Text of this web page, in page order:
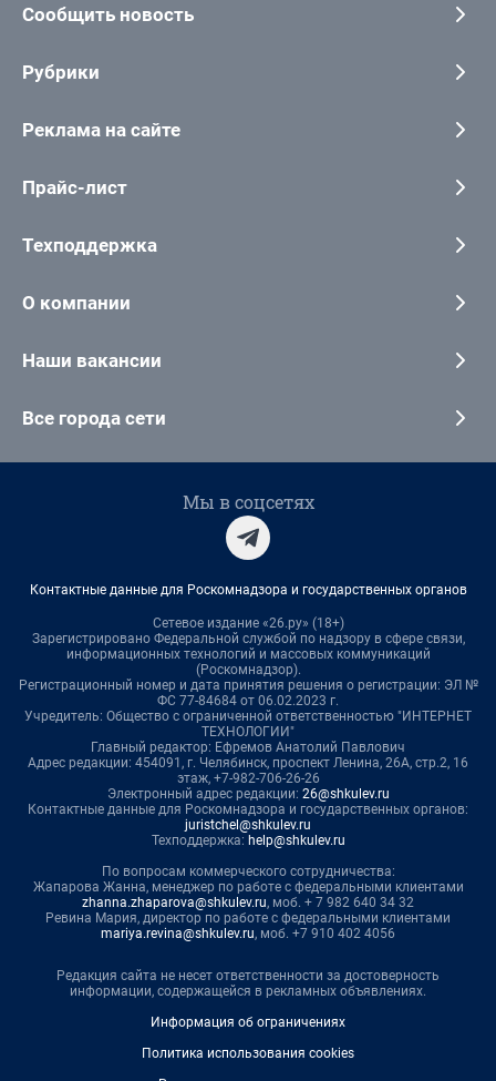
Сообщить новость
Рубрики
Реклама на сайте
Прайс-лист
Техподдержка
О компании
Наши вакансии
Все города сети
Мы в соцсетях
Контактные данные для Роскомнадзора и государственных органов
Сетевое издание «26.ру» (18+)
Зарегистрировано Федеральной службой по надзору в сфере связи,
информационных технологий и массовых коммуникаций
(Роскомнадзор).
Регистрационный номер и дата принятия решения о регистрации: ЭЛ №
ФС 77-84684 от 06.02.2023 г.
Учредитель: Общество с ограниченной ответственностью "ИНТЕРНЕТ
ТЕХНОЛОГИИ"
Главный редактор: Ефремов Анатолий Павлович
Адрес редакции: 454091, г. Челябинск, проспект Ленина, 26А, стр.2, 16
этаж, +7-982-706-26-26
Электронный адрес редакции: 26@shkulev.ru
Контактные данные для Роскомнадзора и государственных органов:
juristchel@shkulev.ru
Техподдержка: help@shkulev.ru
По вопросам коммерческого сотрудничества:
Жапарова Жанна, менеджер по работе с федеральными клиентами
zhanna.zhaparova@shkulev.ru, моб. + 7 982 640 34 32
Ревина Мария, директор по работе с федеральными клиентами
mariya.revina@shkulev.ru, моб. +7 910 402 4056
Редакция сайта не несет ответственности за достоверность
информации, содержащейся в рекламных объявлениях.
Информация об ограничениях
Политика использования cookies